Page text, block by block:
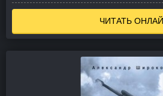
ЧИТАТЬ